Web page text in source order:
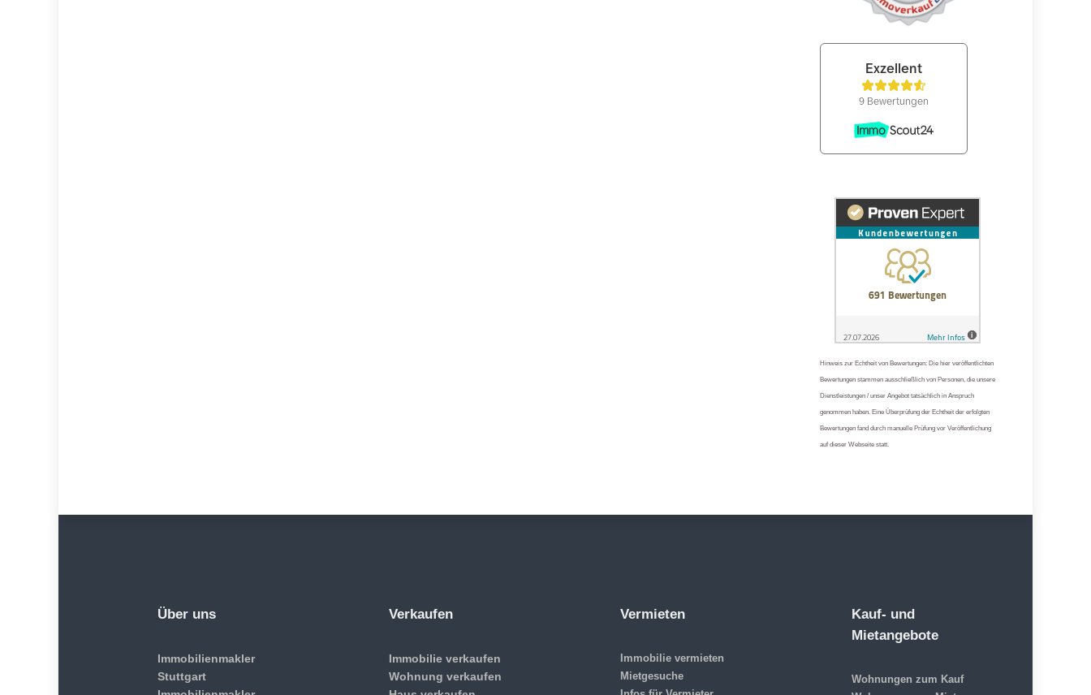
Hinweis zur Echtheit von Bewertungen: Die hier veröffentlichten
Bewertungen stammen ausschließlich von Personen, die unsere
Dienstleistungen / unser Angebot tatsächlich in Anspruch
genommen haben. Eine Überprüfung der Echtheit der erfolgten
Bewertungen fand durch manuelle Prüfung vor Veröffentlichung
auf dieser Webseite statt.
Über uns
Immobilienmakler
Stuttgart
Verkaufen
Immobilie verkaufen
Wohnung verkaufen
Vermieten
Immobilie vermieten
Mietgesuche
Kauf- und
Mietangebote
Wohnungen zum Kauf